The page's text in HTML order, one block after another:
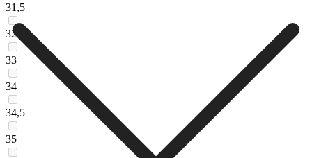
31,5
32
33
34
34,5
35